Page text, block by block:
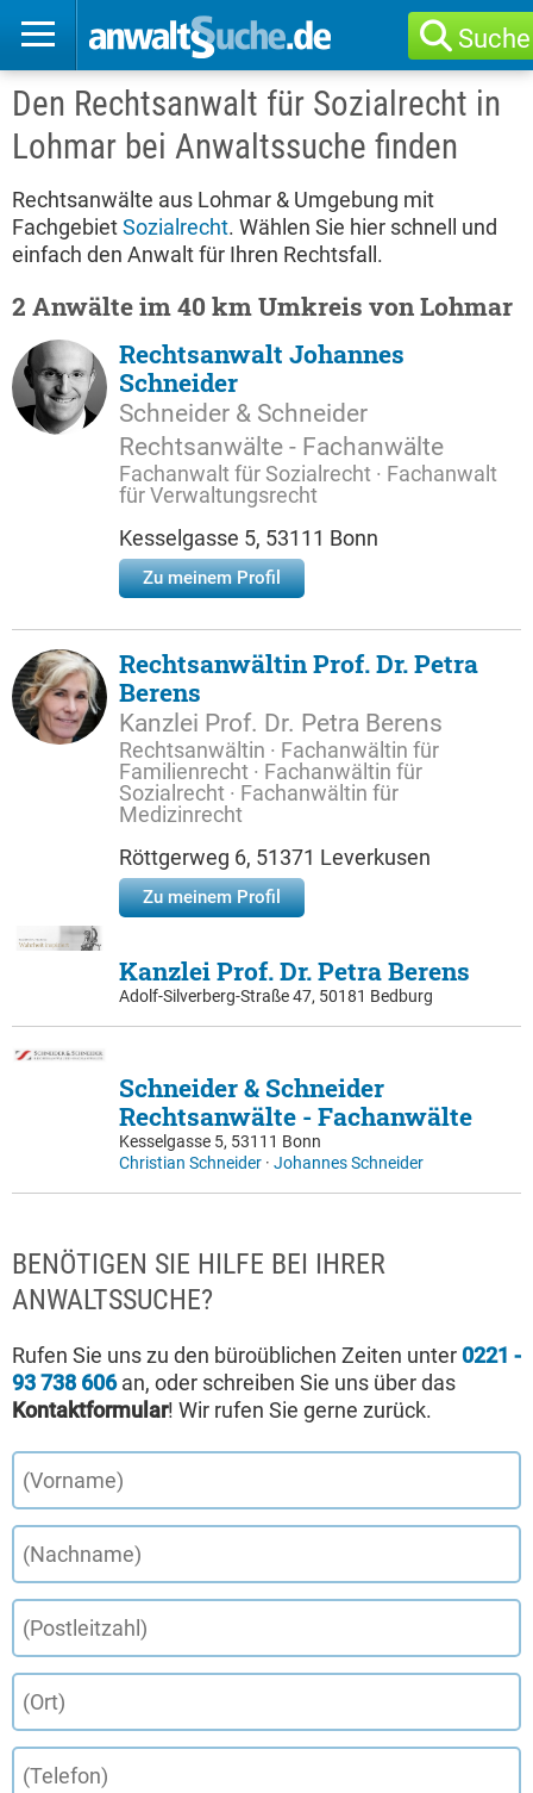
Suche
Den Rechtsanwalt für Sozialrecht in
Lohmar bei Anwaltssuche finden
Rechtsanwälte aus Lohmar & Umgebung mit
FachgebietSozialrecht. Wählen Sie hier schnell und
einfach den Anwalt für Ihren Rechtsfall.
2 Anwälte im 40 km Umkreis von Lohmar
Rechtsanwalt Johannes
Schneider
Schneider & Schneider
Rechtsanwälte - Fachanwälte
Fachanwalt für Sozialrecht · Fachanwalt
für Verwaltungsrecht
Kesselgasse 5, 53111 Bonn
Zu meinem Profil
Rechtsanwältin Prof. Dr. Petra
Berens
Kanzlei Prof. Dr. Petra Berens
Rechtsanwältin · Fachanwältin für
Familienrecht · Fachanwältin für
Sozialrecht · Fachanwältin für
Medizinrecht
Röttgerweg 6, 51371 Leverkusen
Zu meinem Profil
Kanzlei Prof. Dr. Petra Berens
Adolf-Silverberg-Straße 47, 50181 Bedburg
Schneider & Schneider
Rechtsanwälte - Fachanwälte
Kesselgasse 5, 53111 Bonn
Christian Schneider · Johannes Schneider
BENÖTIGEN SIE HILFE BEI IHRER
ANWALTSSUCHE?
Rufen Sie uns zu den büroüblichen Zeiten unter 0221 -
93 738 606an, oder schreiben Sie uns über das
Kontaktformular! Wir rufen Sie gerne zurück.